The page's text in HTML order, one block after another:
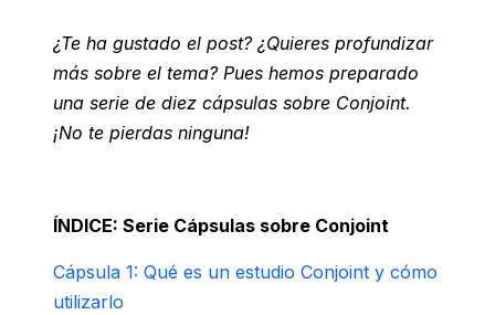
¿Te ha gustado el post? ¿Quieres profundizar
más sobre el tema? Pues hemos preparado
una serie de diez cápsulas sobre Conjoint.
¡No te pierdas ninguna!
ÍNDICE: Serie Cápsulas sobre Conjoint
Cápsula 1: Qué es un estudio Conjoint y cómo
utilizarlo